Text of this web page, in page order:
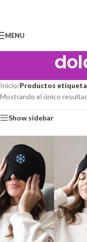
MENU
Inicio/Productos
Mostrando el único
Show sidebar